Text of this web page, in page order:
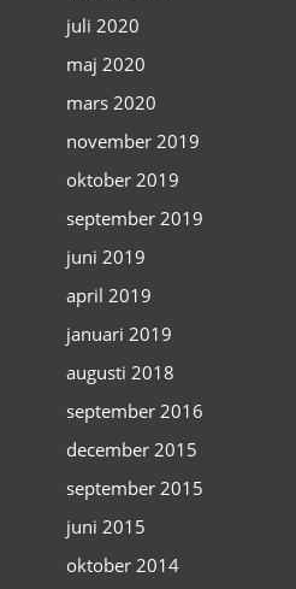
juli 2020
maj 2020
mars 2020
november 2019
oktober 2019
september 2019
juni 2019
april 2019
januari 2019
augusti 2018
september 2016
december 2015
september 2015
juni 2015
oktober 2014